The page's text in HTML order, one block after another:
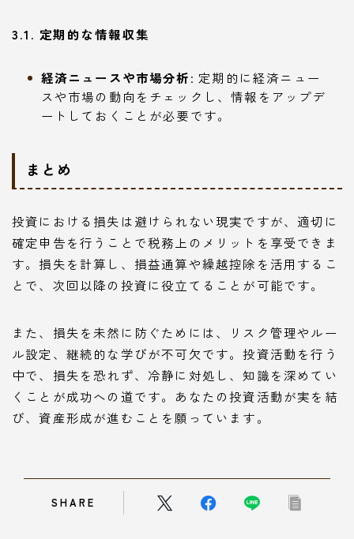
3.1. 定期的な情報収集
経済ニュースや市場分析: 定期的に経済ニュー
スや市場の動向をチェックし、情報をアップデ
ートしておくことが必要です。
まとめ
投資における損失は避けられない現実ですが、適切に
確定申告を行うことで税務上のメリットを享受できま
す。損失を計算し、損益通算や繰越控除を活用するこ
とで、次回以降の投資に役立てることが可能です。
また、損失を未然に防ぐためには、リスク管理やルー
ル設定、継続的な学びが不可欠です。投資活動を行う
中で、損失を恐れず、冷静に対処し、知識を深めてい
くことが成功への道です。あなたの投資活動が実を結
び、資産形成が進むことを願っています。
SHARE